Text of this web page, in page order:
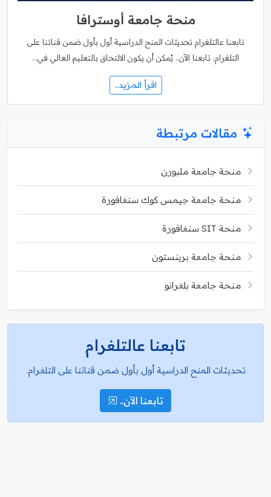
منحة جامعة أوسترافا
تابعنا عالتلغرام تحديثات المنح الدراسية أول بأول ضمن قناتنا على
التلغرام. تابعنا الآن.. يُمكن أن يكون الالتحاق بالتعليم العالي في…
اقرأ المزيد..
مقالات مرتبطة
منحة جامعة ملبورن
منحة جامعة جيمس كوك سنغافورة
منحة SIT سنغافورة
منحة جامعة برينستون
منحة جامعة بلغرانو
تابعنا عالتلغرام
تحديثات المنح الدراسية أول بأول ضمن قناتنا على التلغرام.
تابعنا الآن..